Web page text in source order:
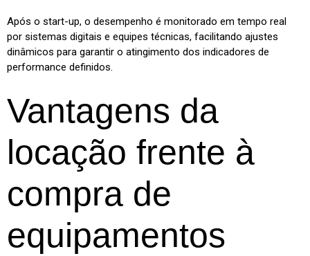
Após o start-up, o desempenho é monitorado em tempo real
por sistemas digitais e equipes técnicas, facilitando ajustes
dinâmicos para garantir o atingimento dos indicadores de
performance definidos.
Vantagens da
locação frente à
compra de
equipamentos